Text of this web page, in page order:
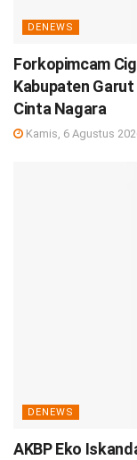
DENEWS
Forkopimcam
Kabupaten Garut
Cinta Nagara
Kamis, 6 Agustus
DENEWS
AKBP Eko